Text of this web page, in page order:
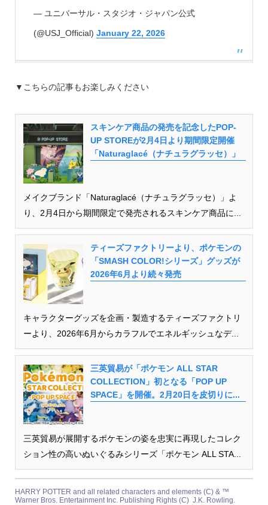
— ユニバーサル・スタジオ・ジャパン公式
(@USJ_Official) January 22, 2026
▼こちらの記事もお楽しみください
スキンケア商品の発売を記念したPOP-
UP STOREが2月4日より期間限定開催
「Naturaglacé（ナチュラグラッセ）」
メイクブランド「Naturaglacé（ナチュラグラッセ）」よ
り、2月4日から期間限定で発売されるスキンケア商品に...
ティーズファクトリーより、ポケモンの
「SMASH COLOR!シリーズ」グッズが
2026年6月より続々発売
キャラクターグッズを企画・製造するティーズファクトリ
ーより、2026年6月からカラフルでエネルギッシュなデ...
三英貿易が「ポケモン ALL STAR
COLLECTION」初となる「POP UP
SPACE」を開催。2月20日を皮切りに...
三英貿易が展開するポケモンの姿を忠実に再現したコレク
ション性の高いぬいぐるみシリーズ「ポケモン ALL STA...
HARRY POTTER and all related characters and elements (C) & ™
Warner Bros. Entertainment Inc. Publishing Rights (C) J.K. Rowling.